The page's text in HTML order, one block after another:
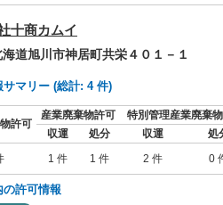
十商カムイ
道旭川市神居町共栄４０１－１
サマリー (総計: 4 件)
許可
産業廃棄物許可 特別管理産業廃棄
収運
処分 収運 処
1 件 1 件 2 件 0
の許可情報